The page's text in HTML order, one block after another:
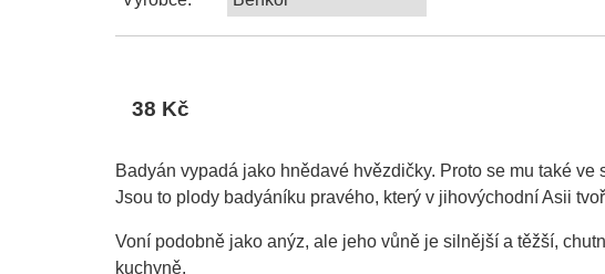
38 Kč
Badyán vypadá jako hnědavé hvězdičky. Proto se mu také
Jsou to plody badyáníku pravého, který v jihovýchodní Asii
Voní podobně jako anýz, ale jeho vůně je silnější a těžší,
kuchyně.